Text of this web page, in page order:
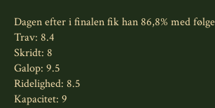
Dagen efter i finalen fik han 86,8% med
Trav: 8.4
Skridt: 8
Galop: 9.5
Ridelighed: 8.5
Kapacitet: 9